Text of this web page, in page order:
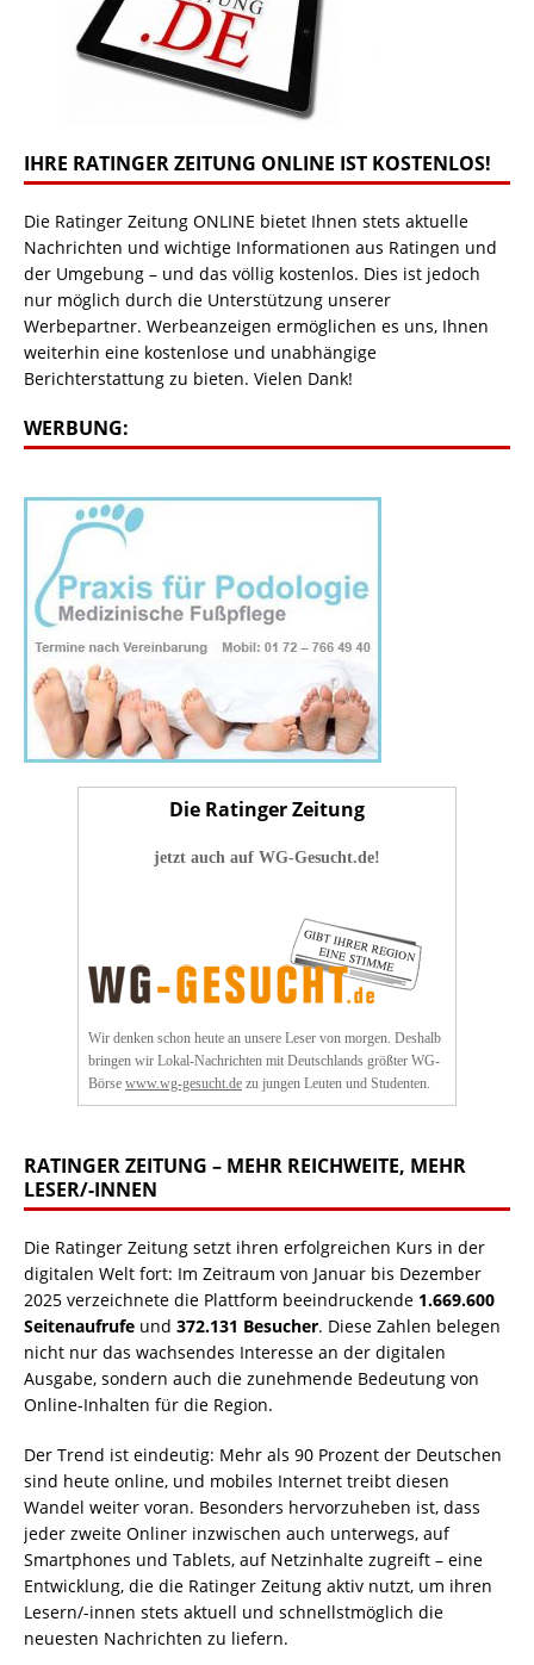
IHRE RATINGER ZEITUNG ONLINE IST KOSTENLOS!
Die Ratinger Zeitung ONLINE bietet Ihnen stets aktuelle
Nachrichten und wichtige Informationen aus Ratingen und
der Umgebung – und das völlig kostenlos. Dies ist jedoch
nur möglich durch die Unterstützung unserer
Werbepartner. Werbeanzeigen ermöglichen es uns, Ihnen
weiterhin eine kostenlose und unabhängige
Berichterstattung zu bieten. Vielen Dank!
WERBUNG:
Die Ratinger Zeitung
jetzt auch auf WG-Gesucht.de!
Wir denken schon heute an unsere Leser von morgen. Deshalb
bringen wir Lokal-Nachrichten mit Deutschlands größter WG-
Börse www.wg-gesucht.de zu jungen Leuten und Studenten.
RATINGER ZEITUNG – MEHR REICHWEITE, MEHR
LESER/-INNEN
Die Ratinger Zeitung setzt ihren erfolgreichen Kurs in der
digitalen Welt fort: Im Zeitraum von Januar bis Dezember
2025 verzeichnete die Plattform beeindruckende 1.669.600
Seitenaufrufe und 372.131 Besucher. Diese Zahlen belegen
nicht nur das wachsendes Interesse an der digitalen
Ausgabe, sondern auch die zunehmende Bedeutung von
Online-Inhalten für die Region.
Der Trend ist eindeutig: Mehr als 90 Prozent der Deutschen
sind heute online, und mobiles Internet treibt diesen
Wandel weiter voran. Besonders hervorzuheben ist, dass
jeder zweite Onliner inzwischen auch unterwegs, auf
Smartphones und Tablets, auf Netzinhalte zugreift – eine
Entwicklung, die die Ratinger Zeitung aktiv nutzt, um ihren
Lesern/-innen stets aktuell und schnellstmöglich die
neuesten Nachrichten zu liefern.